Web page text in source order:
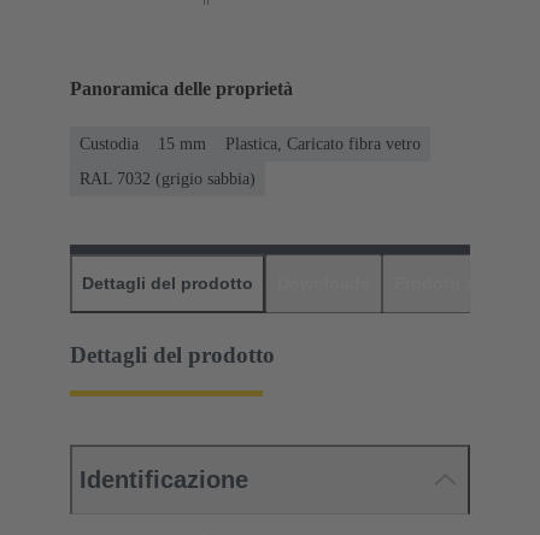
Panoramica delle proprietà
Custodia 15 mm
Plastica, Caricato fibra vetro
RAL 7032 (grigio sabbia)
Dettagli del prodotto
Dettagli del prodotto
Identificazione